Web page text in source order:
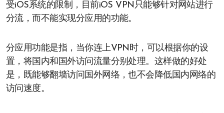
受iOS系统的限制，目前iOS VPN只能够针对网站进行
分流，而不能实现分应用的功能。
分应用功能是指，当你连上VPN时，可以根据你的设
置，将国内和国外访问流量分别处理。这样做的好处
是，既能够翻墙访问国外网络，也不会降低国内网络的
访问速度。